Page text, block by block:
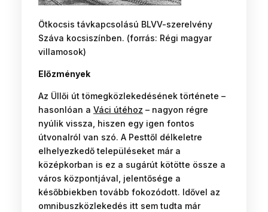
Ötkocsis távkapcsolású BLVV-szerelvény
Száva kocsiszínben. (forrás: Régi magyar
villamosok)
Előzmények
Az Üllői út tömegközlekedésének története –
hasonlóan a Váci útéhoz – nagyon régre
nyúlik vissza, hiszen egy igen fontos
útvonalról van szó. A Pesttől délkeletre
elhelyezkedő településeket már a
középkorban is ez a sugárút kötötte össze a
város központjával, jelentősége a
későbbiekben tovább fokozódott. Idővel az
omnibuszközlekedés itt sem tudta már